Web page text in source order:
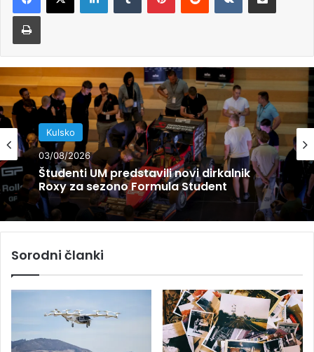
Kulsko
03/08/2026
Študenti UM predstavili novi dirkalnik
Roxy za sezono Formula Student
Sorodni članki